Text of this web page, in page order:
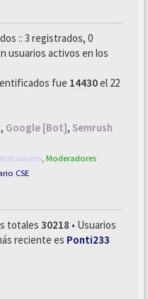
:: 3 registrados, 0
usuarios activos en los
fue 14430el 22
, Google [Bot], Semrush
Moderadores
CSE
totales 30218 • Usuarios
reciente es Ponti233